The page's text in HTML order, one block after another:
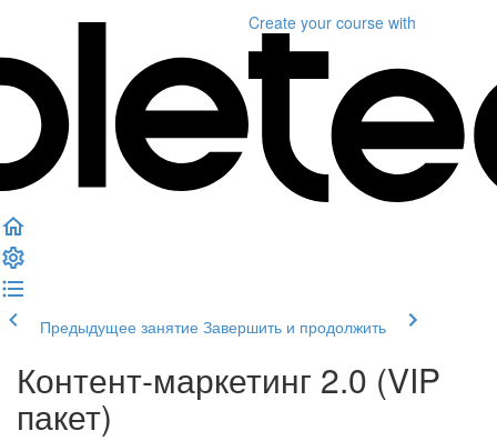
Create your course with
Предыдущее занятие Завершить и продолжить
Контент-маркетинг 2.0 (VIP
пакет)